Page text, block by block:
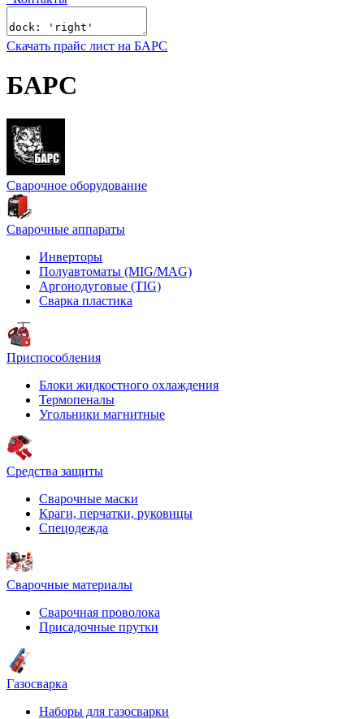
Скачать прайс лист на БАРС
БАРС
Сварочное оборудование
Сварочные аппараты
Инверторы
Полуавтоматы (MIG/MAG)
Аргонодуговые (TIG)
Сварка пластика
Приспособления
Блоки жидкостного охлаждения
Термопеналы
Угольники магнитные
Средства защиты
Сварочные маски
Краги, перчатки, руковицы
Спецодежда
Сварочные материалы
Сварочная проволока
Присадочные прутки
Газосварка
Наборы для газосварки